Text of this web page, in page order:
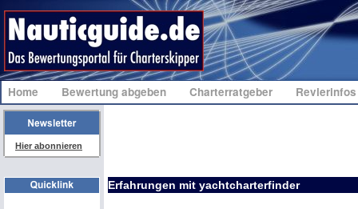
Home Bewertung abgeben Charterratgeber
Erfahrungen mit yachtcharterfinder
Hier abonnieren
Bw